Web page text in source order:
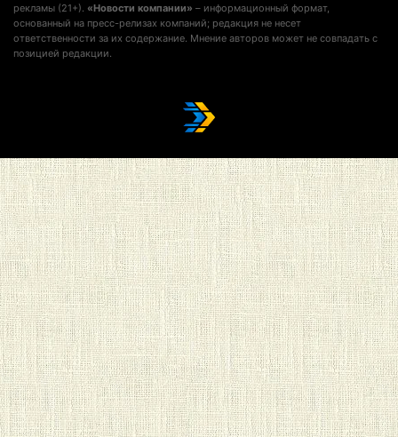
рекламы (21+). «Новости компании» – информационный формат,
основанный на пресс-релизах компаний; редакция не несет
ответственности за их содержание. Мнение авторов может не совпадать с
позицией редакции.